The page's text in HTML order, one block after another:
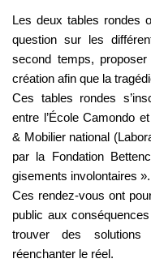
Les deux tables rondes
question sur les
second temps,
création afin que la
Ces tables rondes
entre l’École Camondo
& Mobilier national
par la Fondation
gisements involontaires ».
Ces rendez-vous ont
public aux
trouver des
réenchanter le réel.